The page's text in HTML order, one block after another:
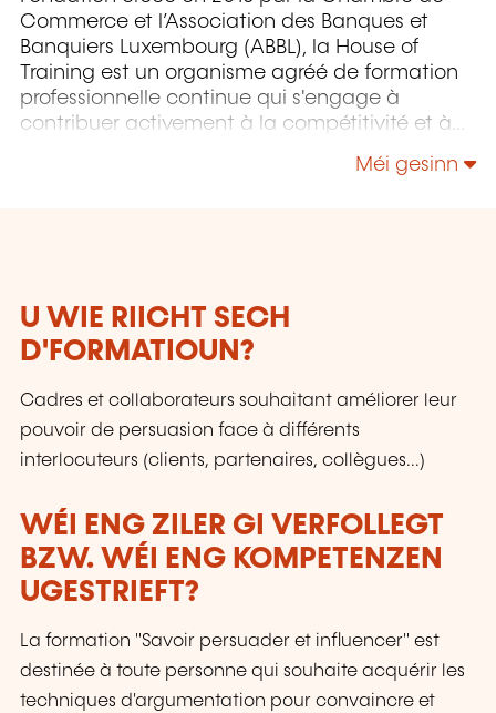
Commerce et l’Association des Banques et
Banquiers Luxembourg (ABBL), la House of
Training est un organisme agréé de formation
professionnelle continue qui s'engage à
contribuer activement à la compétitivité et à
les compétences de ceux qui font vivre son
Méi gesinn
U WIE RIICHT SECH
D'FORMATIOUN?
Cadres et collaborateurs souhaitant améliorer leur
pouvoir de persuasion face à différents
interlocuteurs (clients, partenaires, collègues...)
WÉI ENG ZILER GI VERFOLLEGT
BZW. WÉI ENG KOMPETENZEN
UGESTRIEFT?
La formation "Savoir persuader et influencer" est
destinée à toute personne qui souhaite acquérir les
techniques d'argumentation pour convaincre et